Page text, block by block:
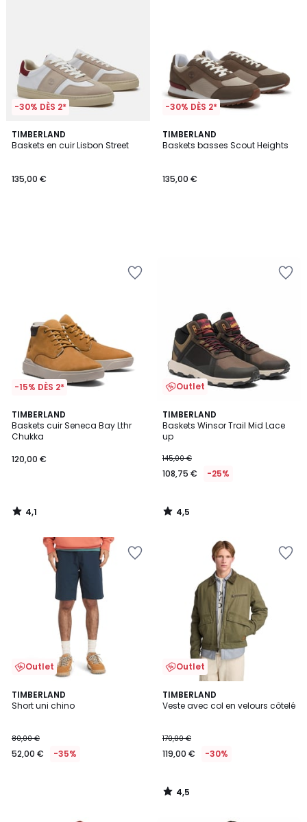
-30% DÈS 2*
TIMBERLAND
Baskets en cuir Lisbon Street
135,00 €
-30% DÈS 2*
TIMBERLAND
Baskets basses Scout Heights
135,00 €
-15% DÈS 2*
TIMBERLAND
Baskets cuir Seneca Bay Lthr
Chukka
120,00 €
4,1
/ 5
4,1
/
Outlet
TIMBERLAND
Baskets Winsor Trail Mid Lace
up
145,00 €
108,75 € -25%
4,5
/ 5
4,5
/
Outlet
TIMBERLAND
Short uni chino
80,00 €
52,00 € -35%
Outlet
TIMBERLAND
Veste avec col en velours côtelé
170,00 €
119,00 € -30%
4,5
/ 5
4,5
/